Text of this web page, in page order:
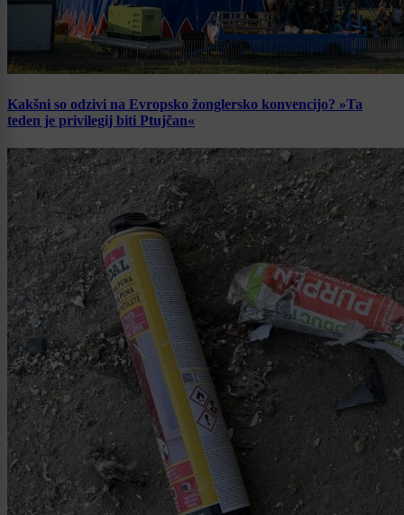
Kakšni so odzivi na Evropsko žonglersko konvencijo? »Ta
teden je privilegij biti Ptujčan«